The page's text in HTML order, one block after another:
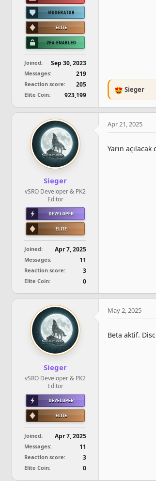
Joined Sep 30, 2023
Messages 219
Reaction score 205
Elite Coin 923,199
R
e
t
o
Sieger
Sieger
vSRO Developer & PK2
Editor
Joined Apr 7, 2025
Messages 11
Reaction score 3
Elite Coin 0
Apr 21, 2025
Yarın
Sieger
vSRO Developer & PK2
Editor
Joined Apr 7, 2025
Messages 11
Reaction score 3
Elite Coin 0
May 2, 2025
Beta aktif.